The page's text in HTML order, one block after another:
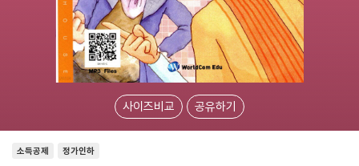
사이즈비교 공유하기
소득공제 정가인하